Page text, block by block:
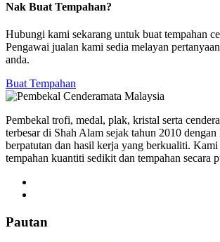
Nak Buat Tempahan?
Hubungi kami sekarang untuk buat tempahan
Pengawai jualan kami sedia melayan
anda.
Buat Tempahan
Pembekal trofi, medal, plak, kristal serta
terbesar di Shah Alam sejak tahun 2010 dengan
berpatutan dan hasil kerja yang berkualiti. Kami
tempahan kuantiti sedikit dan tempahan secara
Pautan